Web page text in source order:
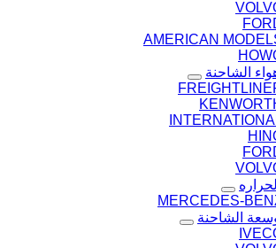
AMERICAN
الشاحنة
MERCEDES-
الشاحنة